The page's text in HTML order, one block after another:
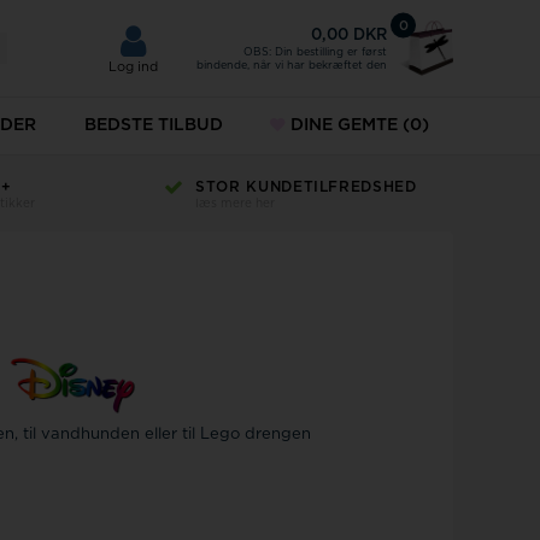
Log ind
0
0,00 DKR
OBS: Din bestilling er først
bindende, når vi har bekræftet den
Paul Hewitt
BEDSTE TILBUD DINE GEMTE (0)
STOR KUNDETILFREDSHED
til vandhunden eller til Lego drengen